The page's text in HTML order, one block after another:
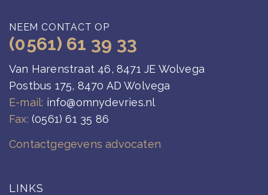
NEEM CONTACT OP
(0561) 61 39 33
Van Harenstraat 46, 8471 JE Wolvega
Postbus 175, 8470 AD Wolvega
E-mail: info@omnydevries.nl
Fax: (0561) 61 35 86
Contactgegevens advocaten
LINKS